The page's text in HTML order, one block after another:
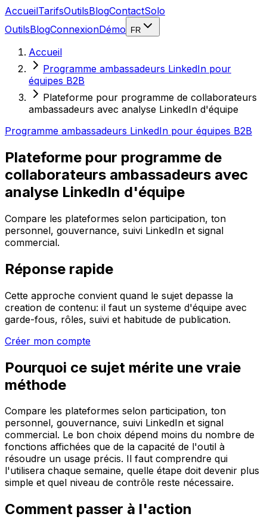
AccueilTarifsOutilsBlogContactSolo
OutilsBlogConnexionDémo FR
Accueil
Programme ambassadeurs LinkedIn pour
équipes B2B
Plateforme pour programme de collaborateurs
ambassadeurs avec analyse LinkedIn d'équipe
Programme ambassadeurs LinkedIn pour équipes B2B
Plateforme pour programme de
collaborateurs ambassadeurs avec
analyse LinkedIn d'équipe
Compare les plateformes selon participation, ton
personnel, gouvernance, suivi LinkedIn et signal
commercial.
Réponse rapide
Cette approche convient quand le sujet depasse la
creation de contenu: il faut un systeme d'équipe avec
garde-fous, rôles, suivi et habitude de publication.
Créer mon compte
Pourquoi ce sujet mérite une vraie
méthode
Compare les plateformes selon participation, ton
personnel, gouvernance, suivi LinkedIn et signal
commercial. Le bon choix dépend moins du nombre de
fonctions affichées que de la capacité de l'outil à
résoudre un usage précis. Il faut comprendre qui
l'utilisera chaque semaine, quelle étape doit devenir plus
simple et quel niveau de contrôle reste nécessaire.
Comment passer à l'action